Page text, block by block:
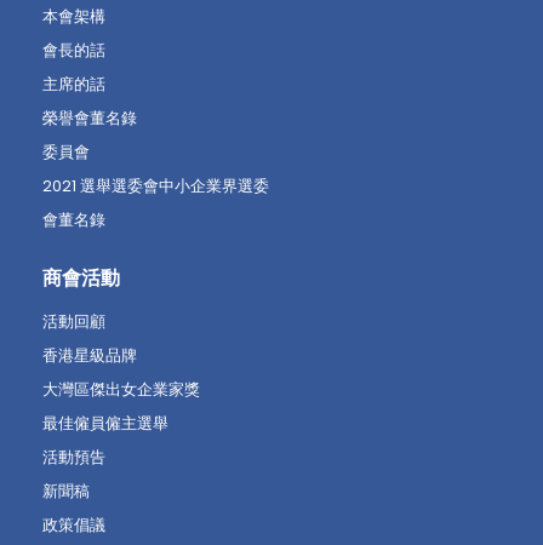
本會架構
會長的話
主席的話
榮譽會董名錄
委員會
2021 選舉選委會中小企業界選委
會董名錄
商會活動
活動回顧
香港星級品牌
大灣區傑出女企業家獎
最佳僱員僱主選舉
活動預告
新聞稿
政策倡議